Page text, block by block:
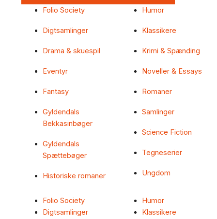
Folio Society
Digtsamlinger
Drama & skuespil
Eventyr
Fantasy
Gyldendals
Bekkasinbøger
Gyldendals
Spættebøger
Historiske romaner
Humor
Klassikere
Krimi & Spænding
Noveller & Essays
Romaner
Samlinger
Science Fiction
Tegneserier
Ungdom
Folio Society
Digtsamlinger
Humor
Klassikere